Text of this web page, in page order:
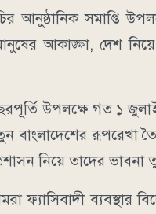
আনুষ্ঠানিক সমাপ্তি
আকাঙ্ক্ষা, দেশ
উপলক্ষে গত ১
বাংলাদেশের রূপরেখা
নিয়ে তাদের ভাবনা
ফ্যাসিবাদী ব্যবস্থার